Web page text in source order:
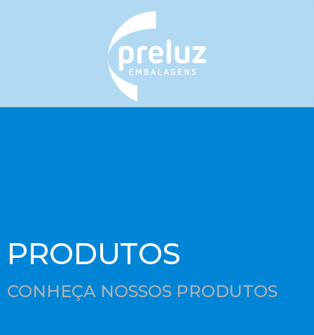
PRODUTOS
CONHEÇA NOSSOS PRODUTOS